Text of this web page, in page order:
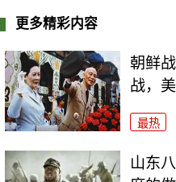
更多精彩内容
朝鲜
战，
最热
山东